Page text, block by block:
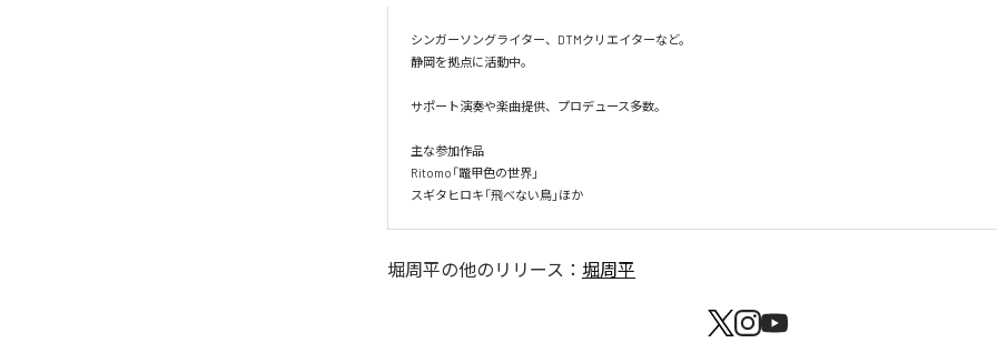
シンガーソングライター、DTMクリエイターなど。
静岡を拠点に活動中。
サポート演奏や楽曲提供、プロデュース多数。
主な参加作品
Ritomo「鼈甲色の世界」
スギタヒロキ「飛べない鳥」ほか
堀周平の他のリリース： 堀周平